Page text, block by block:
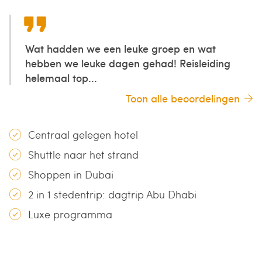
Wat hadden we een leuke groep en wat
hebben we leuke dagen gehad! Reisleiding
helemaal top...
Toon alle beoordelingen
Centraal gelegen hotel
Shuttle naar het strand
Shoppen in Dubai
2 in 1 stedentrip: dagtrip Abu Dhabi
Luxe programma